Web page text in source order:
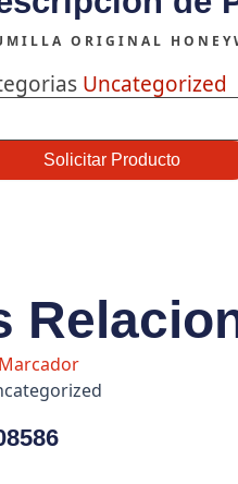
ORIGINAL
Uncategorized
Solicitar Producto